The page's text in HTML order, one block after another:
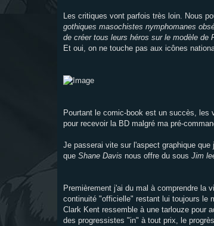
Les critiques vont parfois très loin. Nous
gothiques masochistes nymphomanes
de créer tous leurs héros sur le modèle de
Et oui, on ne touche pas aux icônes
Pourtant le comic-book est un succès, les
pour recevoir la BD malgré ma pré-
Je passerai vite sur l'aspect graphique
que Shane Davis nous offre du sous Jim
Premièrement j'ai du mal à comprendre la
continuité "officielle" restant lui toujours le
Clark Kent ressemble à une tarlouze pour
des progressistes "in" à tout prix, le